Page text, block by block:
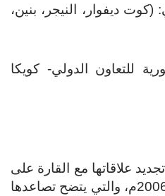
ديفوار، النيجر، بنين،
للتعاون الدولي- كويكا
2008م)؛ فقد بدأت كوريا في تجديد علاقاتها مع القارة على
نحو أكثر جديّة. وأعلنت حكومة “هيون” عن المبادرة الكورية للتنمية الإفريقية في عام 2006م، والتي يتضح تصاعدها